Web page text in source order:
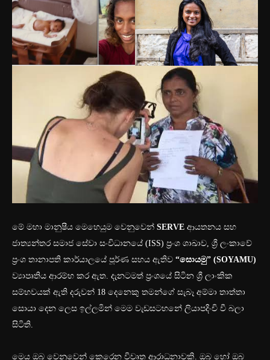
මේ මහා මානුෂීය මෙහෙයුම වෙනුවෙන් SERVE ආයතනය සහ
ජාත්‍යන්තර සමාජ සේවා සංවිධානයේ (ISS) ප්‍රංශ ශාඛාව, ශ්‍රී ලංකාවේ
ප්‍රංශ තානාපති කාර්යාලයේ පූර්ණ සහය ඇතිව “සොයමු” (SOYAMU)
ව්‍යාපෘතිය ආරම්භ කර ඇත. දැනටමත් ප්‍රංශයේ සිටින ශ්‍රී ලාංකික
සම්භවයක් ඇති දරුවන් 18 දෙනෙකු තමන්ගේ සැබෑ අම්මා තාත්තා
සොයා දෙන ලෙස ඉල්ලමින් මෙම වැඩසටහනේ ලියාපදිංචි වී බලා
සිටිති.
මෙය ඔබ වෙනුවෙන් කෙරෙන විවෘත ආරාධනාවකි. ඔබ හෝ ඔබ